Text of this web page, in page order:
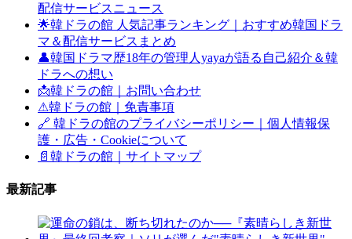
配信サービスニュース
🌟韓ドラの館 人気記事ランキング｜おすすめ韓国ドラ
マ＆配信サービスまとめ
👤韓国ドラマ歴18年の管理人yayaが語る自己紹介＆韓
ドラへの想い
📩韓ドラの館｜お問い合わせ
⚠韓ドラの館｜免責事項
🔗 韓ドラの館のプライバシーポリシー｜個人情報保
護・広告・Cookieについて
📄韓ドラの館｜サイトマップ
最新記事